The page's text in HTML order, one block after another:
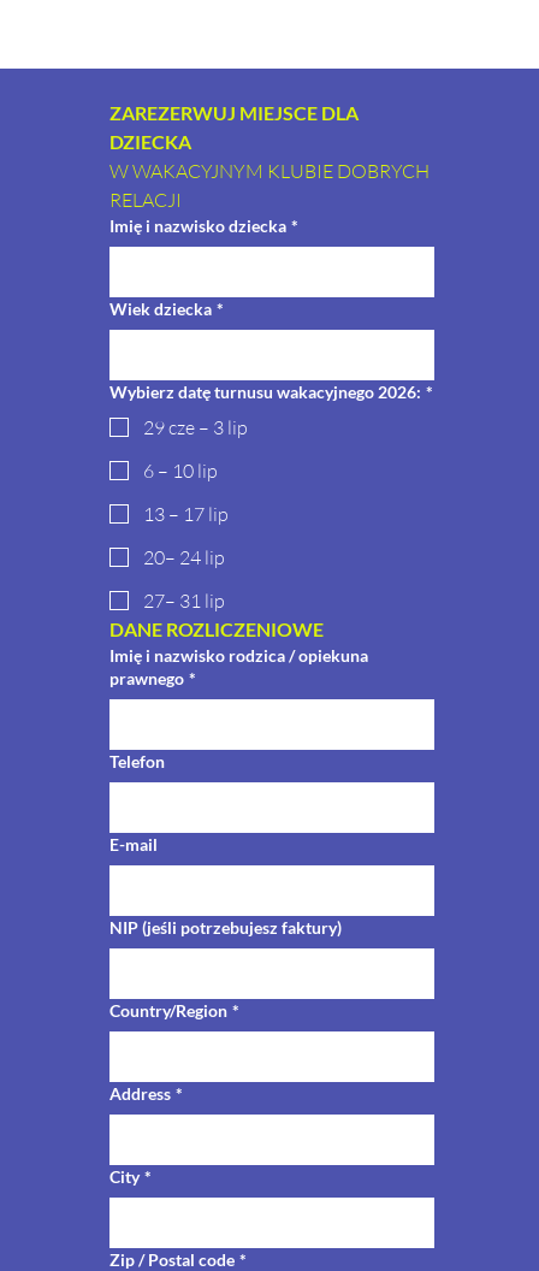
ZAREZERWUJ MIEJSCE DLA
DZIECKA
W WAKACYJNYM KLUBIE DOBRYCH
Imię i nazwisko dziecka *
Wiek dziecka *
Wybierz datę turnusu wakacyjnego 2026: *
29 cze – 3 lip
6 – 10 lip
13 – 17 lip
20– 24 lip
27– 31 lip
DANE ROZLICZENIOWE
Imię i nazwisko rodzica / opiekuna
prawnego *
Telefon
E-mail
NIP (jeśli potrzebujesz faktury)
Adres wielowierszowy
Country/Region *
Address *
City *
Zip / Postal code *